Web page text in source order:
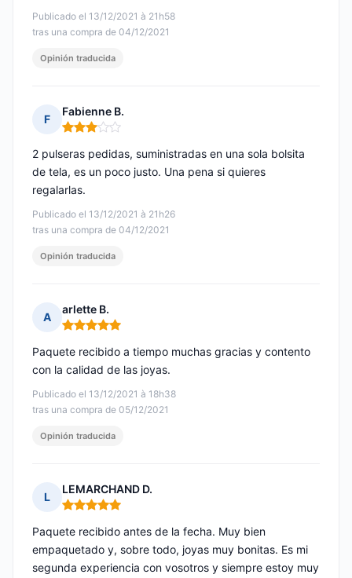
Publicado el 13/12/2021 à 21h58
tras una compra de 04/12/2021
Opinión traducida
F
Fabienne B.
Nota: 3 de 5
Publicado el 13/12/2021 à 21h26
tras una compra de 04/12/2021
2 pulseras pedidas, suministradas en una sola bolsita
de tela, es un poco justo. Una pena si quieres
regalarlas.
Opinión traducida
A
arlette B.
Nota: 5 de 5
Publicado el 13/12/2021 à 18h38
tras una compra de 05/12/2021
Paquete recibido a tiempo muchas gracias y contento
con la calidad de las joyas.
Opinión traducida
L
LEMARCHAND D.
Nota: 5 de 5
Paquete recibido antes de la fecha. Muy bien
empaquetado y, sobre todo, joyas muy bonitas. Es mi
segunda experiencia con vosotros y siempre estoy muy